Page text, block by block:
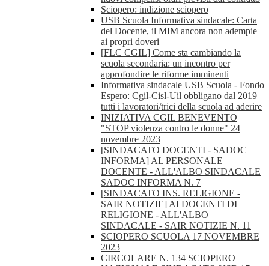
Sciopero: indizione sciopero
USB Scuola Informativa sindacale: Carta
del Docente, il MIM ancora non adempie
ai propri doveri
[FLC CGIL] Come sta cambiando la
scuola secondaria: un incontro per
approfondire le riforme imminenti
Informativa sindacale USB Scuola - Fondo
Espero: Cgil-Cisl-Uil obbligano dal 2019
tutti i lavoratori/trici della scuola ad aderire
INIZIATIVA CGIL BENEVENTO
"STOP violenza contro le donne" 24
novembre 2023
[SINDACATO DOCENTI - SADOC
INFORMA] AL PERSONALE
DOCENTE - ALL'ALBO SINDACALE
SADOC INFORMA N. 7
[SINDACATO INS. RELIGIONE -
SAIR NOTIZIE] AI DOCENTI DI
RELIGIONE - ALL'ALBO
SINDACALE - SAIR NOTIZIE N. 11
SCIOPERO SCUOLA 17 NOVEMBRE
2023
CIRCOLARE N. 134 SCIOPERO